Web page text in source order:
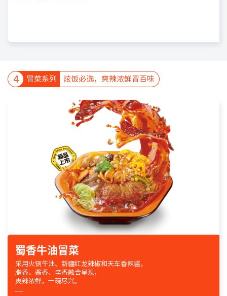
4 冒菜系列 炫饭必选，爽辣浓鲜冒百味
蜀香牛油冒菜
采用火锅牛油、新疆红龙辣椒和天车香辣酱，
脂香、酱香、辛香融合呈现，
爽辣浓鲜，一碗尽兴。